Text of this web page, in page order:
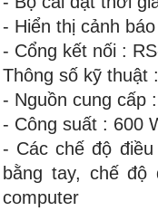
- Hiển thị cảnh
- Cổng kết nối :
Thông số kỹ thuật :
- Nguồn cung cấp
- Công suất : 600
- Các chế độ
bằng tay, chế
computer